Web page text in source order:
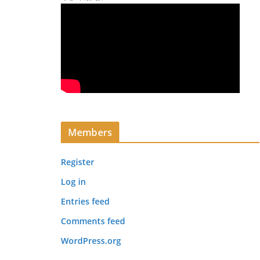
Members
Register
Log in
Entries feed
Comments feed
WordPress.org